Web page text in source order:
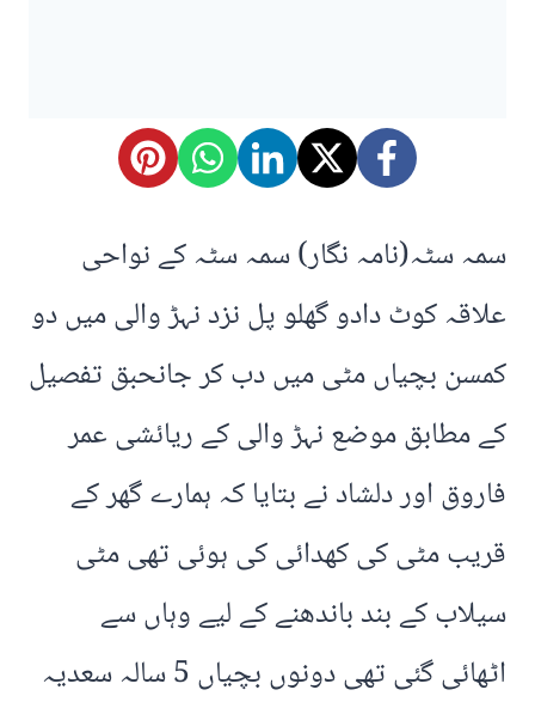
سمہ سٹہ(نامہ نگار) سمہ سٹہ کے نواحی
علاقہ کوٹ دادو گھلو پل نزد نہڑ والی میں دو
کمسن بچیاں مٹی میں دب کر جانحبق تفصیل
کے مطابق موضع نہڑ والی کے ریائشی عمر
فاروق اور دلشاد نے بتایا کہ ہمارے گھر کے
قریب مٹی کی کھدائی کی ہوئی تھی مٹی
سیلاب کے بند باندھنے کے لیے وہاں سے
اٹھائی گئی تھی دونوں بچیاں 5 سالہ سعدیہ